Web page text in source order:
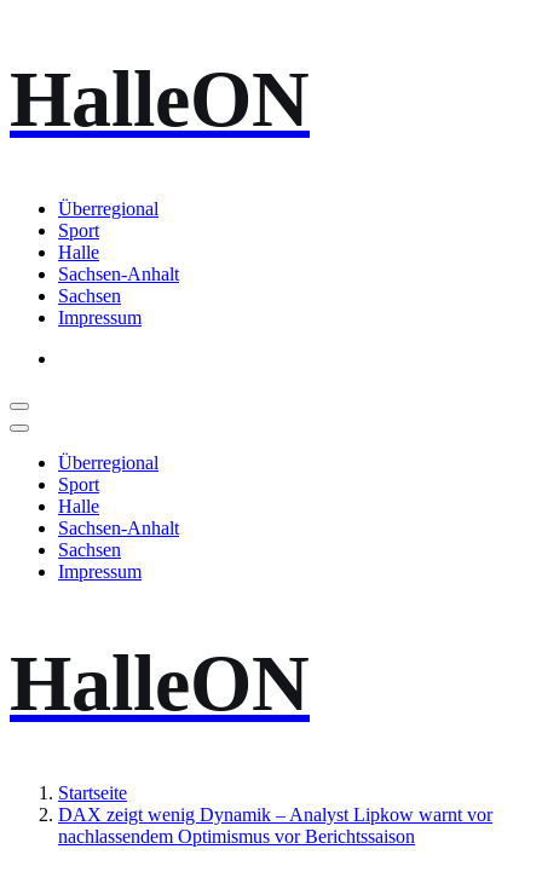
Inhalt
springen
HalleON
Überregional
Sport
Halle
Sachsen-Anhalt
Sachsen
Impressum
Überregional
Sport
Halle
Sachsen-Anhalt
Sachsen
Impressum
HalleON
Startseite
DAX zeigt wenig Dynamik – Analyst Lipkow warnt vor
nachlassendem Optimismus vor Berichtssaison